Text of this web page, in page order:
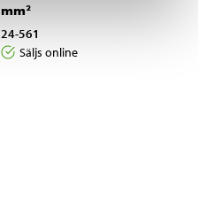
mm²
24-561
Säljs online